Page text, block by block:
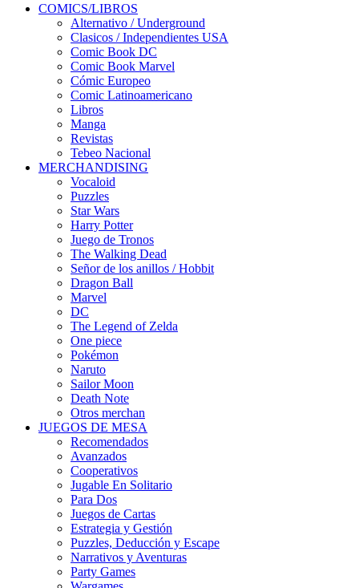
COMICS/LIBROS
Alternativo / Underground
Clasicos / Independientes USA
Comic Book DC
Comic Book Marvel
Cómic Europeo
Comic Latinoamericano
Libros
Manga
Revistas
Tebeo Nacional
MERCHANDISING
Vocaloid
Puzzles
Star Wars
Harry Potter
Juego de Tronos
The Walking Dead
Señor de los anillos / Hobbit
Dragon Ball
Marvel
DC
The Legend of Zelda
One piece
Pokémon
Naruto
Sailor Moon
Death Note
Otros merchan
JUEGOS DE MESA
Recomendados
Avanzados
Cooperativos
Jugable En Solitario
Para Dos
Juegos de Cartas
Estrategia y Gestión
Puzzles, Deducción y Escape
Narrativos y Aventuras
Party Games